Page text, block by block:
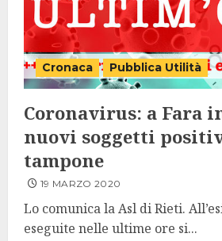
Cronaca Pubblica Utilità
Coronavirus: a Fara
nuovi soggetti
tampone
19 MARZO 2020
Lo comunica la Asl di Rieti.
eseguite nelle ultime ore si...